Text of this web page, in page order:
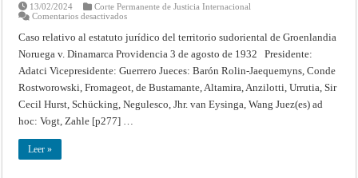
13/02/2024
Corte Permanente de Justicia Internacional
Comentarios desactivadosen
relativo
al
estatuto
del
territorio
sudoriental
de
Groenlandia
Caso relativo al estatuto jurídico del territorio sudoriental de Groenlandia
Noruega v. Dinamarca Providencia 3 de agosto de 1932 Presidente:
Adatci Vicepresidente: Guerrero Jueces: Barón Rolin-Jaequemyns, Conde
Rostworowski, Fromageot, de Bustamante, Altamira, Anzilotti, Urrutia, Sir
Cecil Hurst, Schücking, Negulesco, Jhr. van Eysinga, Wang Juez(es) ad
hoc: Vogt, Zahle [p277] …
Leer »